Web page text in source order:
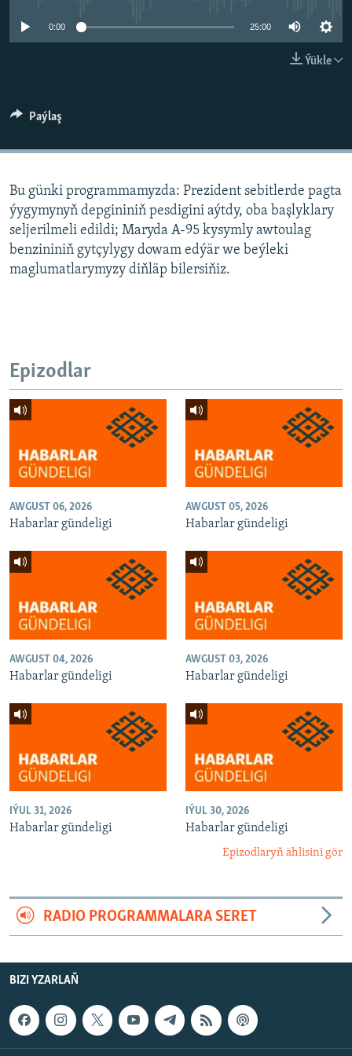
0:00 25:00
Ýükle
Paýlaş
Bu günki programmamyzda: Prezident sebitlerde pagta
ýygymynyň depgininiň pesdigini aýtdy, oba başlyklary
seljerilmeli edildi; Maryda A-95 kysymly awtoulag
benzininiň gytçylygy dowam edýär we beýleki
maglumatlarymyzy diňläp bilersiňiz.
Epizodlar
AWGUST 06, 2026
Habarlar gündeligi
AWGUST 05, 2026
Habarlar gündeligi
AWGUST 04, 2026
Habarlar gündeligi
AWGUST 03, 2026
Habarlar gündeligi
IÝUL 31, 2026
Habarlar gündeligi
IÝUL 30, 2026
Habarlar gündeligi
Epizodlaryň ählisini gör
RADIO PROGRAMMALARA SERET
BIZI YZARLAŇ